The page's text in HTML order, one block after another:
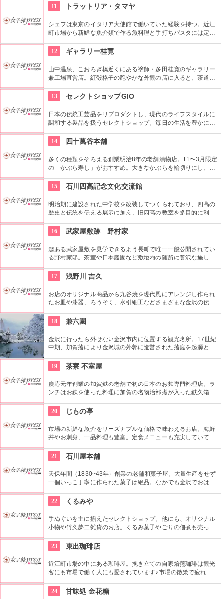
もフレンドリーなので会話を楽しんで。
11 トラットリア・タマヤ
シェフは東京のイタリア大使館で働いていた経験を持つ。近江
町市場から新鮮な魚介類で作る魚料理と手打ちパスタには定評
格派！
12 ギャラリー桂寛
山中温泉、こおろぎ橋近くにある塗師・多田桂寛のギャラリー
兼工場直営店。紅殻格子の艶やかな外観の店に入ると、茶道具
軽な小物なども充実しているのでおみやげにぴったり。併設の
喫茶コーナーでは、オリジナルのくずまんじゅう「桂流」と抹
茶のセットが好評。
13 セレクトショップGIO
日本の伝統工芸品をリプロダクトし、現代のライフスタイルに
調和する製品を扱うセレクトショップ。毎日の生活を豊かにす
オリジナルモチーフも人気。
14 四十萬谷本舗
多くの種類をそろえる創業明治8年の老舗漬物店。11〜3月限定
の「かぶら寿し」がおすすめ。大きなかぶらを輪切りにし、軽
詩。一度は食べてみたい一品。
15 石川四高記念文化交流館
明治期に建設された中学校を改装してつくられており、四高の
歴史と伝統を伝える展示に加え、旧四高の教室を多目的に利用
石川県ゆかりの文学者の資料を展示する「石川近代文学館」に
よって構成されている。
16 武家屋敷跡 野村家
趣ある武家屋敷を見学できるよう長町で唯一一般公開されてい
る野村家邸。茶室や日本庭園など敷地内の随所に贅沢な施しが
カフェでは、海外からも高い評価を得ている日本庭園を見なが
ら、甘味をいただけます。
17 浅野川 吉久
お店のオリジナル商品から九谷焼を現代風にアレンジし作られ
たお皿や漆器、ろうそく、水引細工などさまざまな金沢の伝統
サリーはどれも迷ってしまうほど可愛い。
18 兼六園
金沢に行ったら外せない金沢市内に位置する観光名所。17世紀
中期、加賀藩により金沢城の外郭に造営された藩庭を起源とす
市の偕楽園と並んで、日本三名園の一つ。1922年に国の名勝、
1985年には国の特別名勝に指定。
19 茶寮 不室屋
慶応元年創業の加賀麩の老舗で初の日本のお麩専門料理店。ラ
ンチはお麩を使った料理に加賀の名物治部煮が入った麩久箱
ェ 750円）が充実している。
20 じもの亭
市場の新鮮な魚介をリーズナブルな価格で味わえるお店。海鮮
丼やお刺身、一品料理も豊富。定食メニューも充実していて、
しい。
21 石川屋本舗
天保年間（1830~43年）創業の老舗和菓子屋。大量生産をせず
一個いっこ丁寧に作られた菓子は絶品。なかでも金沢でおはじ
た寒天は一押し。
22 くるみや
手ぬぐいを主に揃えたセレクトショップ。他にも、オリジナル
小物や竹久夢二雑貨のお店。くるみ菓子やごりの佃煮も売って
23
東出珈琲店
近江町市場の中にある珈琲屋。挽き立ての自家焙煎珈琲は観光
客にも市場で働く人にも愛されています♪市場の散策で疲れた
からセレクトしてもらおう！
24 甘味処 金花糖